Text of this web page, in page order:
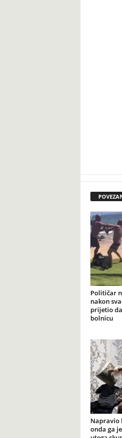
Političar
nakon
prijetio
bolnicu
Napravio
onda ga